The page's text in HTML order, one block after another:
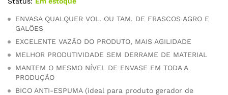
ENVASA QUALQUER VOL. OU TAM. DE FRASCOS AGRO E
GALÕES
EXCELENTE VAZÃO DO PRODUTO, MAIS AGILIDADE
MELHOR PRODUTIVIDADE SEM DERRAME DE MATERIAL
MANTEM O MESMO NÍVEL DE ENVASE EM TODA A
PRODUÇÃO
BICO ANTI-ESPUMA (ideal para produto gerador de